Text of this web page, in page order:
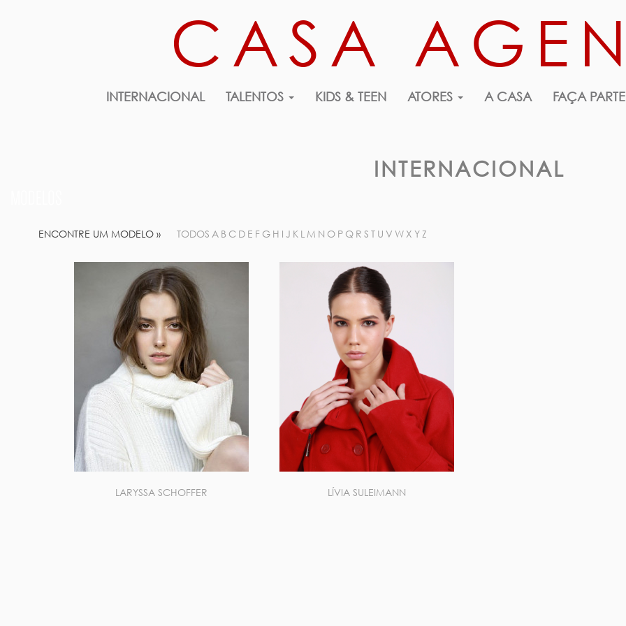
CASA
INTERNACIONAL TALENTOS KIDS & TEEN ATORES A CASA FAÇA PARTE
INTERNACIONAL
ENCONTRE UM MODELO » TODOS A B C D E F G H I J K L M N O P Q R S T U V W X YZ
LARYSSA SCHOFFER LÍVIA SULEIMANN